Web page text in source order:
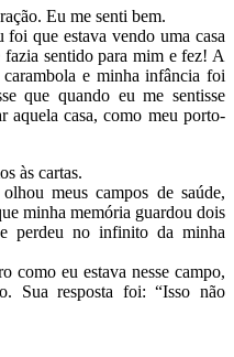
Eu me senti bem.
que estava vendo uma casa
sentido para mim e fez! A
e minha infância foi
que quando eu me sentisse
aquela casa, como meu porto-
às cartas.
meus campos de saúde,
minha memória guardou dois
perdeu no infinito da minha
como eu estava nesse campo,
Sua resposta foi: “Isso não